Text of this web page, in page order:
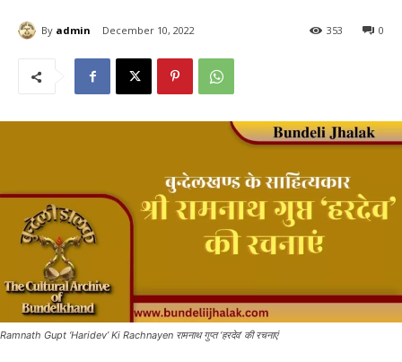
By admin December 10, 2022 0
353
Ramnath Gupt ‘Haridev’ Ki Rachnayen रामनाथ गुप्त ‘हरदेव’ की रचनाएं